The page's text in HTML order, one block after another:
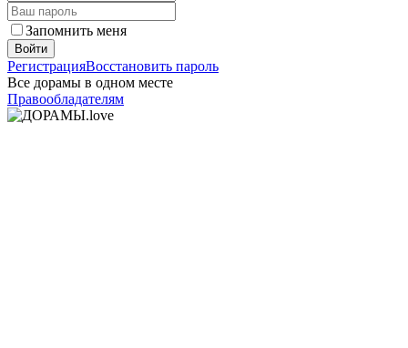
Запомнить меня
Войти
РегистрацияВосстановить пароль
Все дорамы в одном месте
Правообладателям